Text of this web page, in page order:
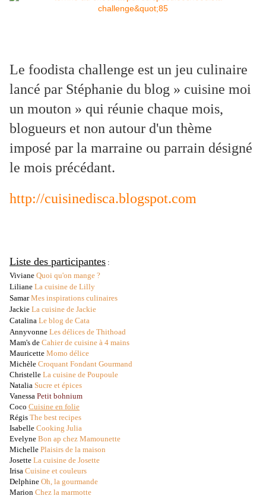
Le foodista challenge est un jeu culinaire
lancé par Stéphanie du blog » cuisine moi
un mouton » qui réunie chaque mois,
blogueurs et non autour d'un thème
imposé par la marraine ou parrain désigné
le mois précédant.
http://cuisinedisca.blogspot.com
Liste des participantes :
Viviane Quoi qu'on mange ?
Liliane La cuisine de Lilly
Samar Mes inspirations culinaires
Jackie La cuisine de Jackie
Catalina Le blog de Cata
Annyvonne Les délices de Thithoad
Mam's de Cahier de cuisine à 4 mains
Mauricette Momo délice
Michèle Croquant Fondant Gourmand
Christelle La cuisine de Poupoule
Natalia Sucre et épices
Vanessa Petit bohnium
Coco Cuisine en folie
Régis The best recipes
Isabelle Cooking Julia
Evelyne Bon ap chez Mamounette
Michelle Plaisirs de la maison
Josette La cuisine de Josette
Irisa Cuisine et couleurs
Delphine Oh, la gourmande
Marion Chez la marmotte